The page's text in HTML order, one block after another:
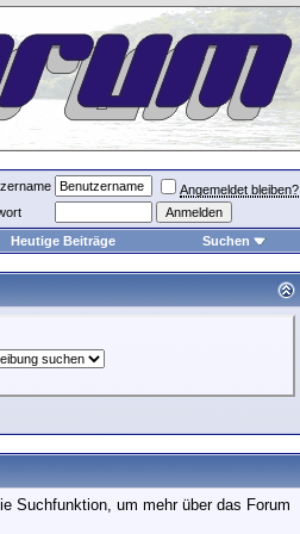
Angemeldet bleiben?
Heutige Beiträge Suchen
Suchfunktion, um mehr über das Forum